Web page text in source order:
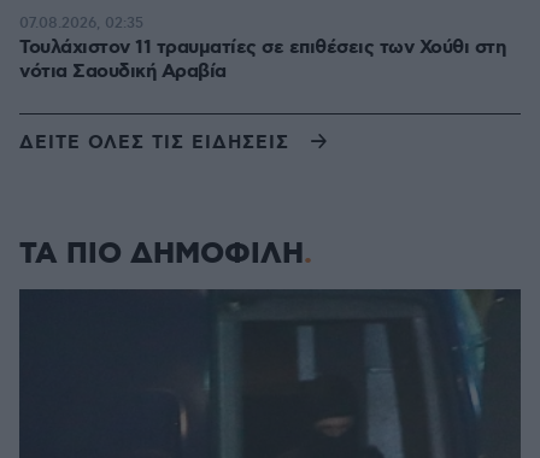
Τουλάχιστον 11 τραυματίες σε επιθέσεις των Χούθι στη
νότια Σαουδική Αραβία
07.08.2026, 02:35
ΔΕΙΤΕ ΟΛΕΣ ΤΙΣ ΕΙΔΗΣΕΙΣ
ΤΑ ΠΙΟ ΔΗΜΟΦΙΛΗ